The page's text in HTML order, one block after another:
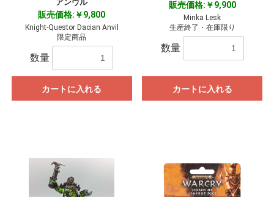
アンヴル
販売価格:￥9,800
Knight-Questor Dacian Anvil
限定商品
数量
カートに入れる
販売価格:￥9,900
Minka Lesk
生産終了・在庫限り
数量
カートに入れる